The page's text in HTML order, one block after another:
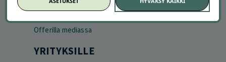
Avoimet työpaikat
Offerilla mediassa
YRITYKSILLE